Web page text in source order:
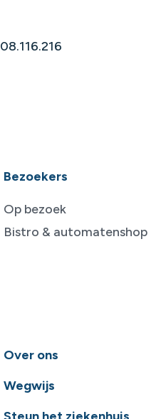
Bezoekers
Op bezoek
Bistro & automatenshop
Over ons
Wegwijs
Steun het ziekenhuis